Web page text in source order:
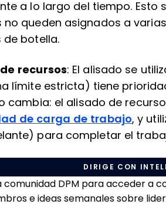
a lo largo del tiempo.
no queden asignados a
de botella.
recursos: El alisado se
límite estricta) tiene
cambia: el alisado de
de carga de trabajo, y
para completar el
DIRIGE CON
comunidad DPM para acceder a
e ideas semanales sobre